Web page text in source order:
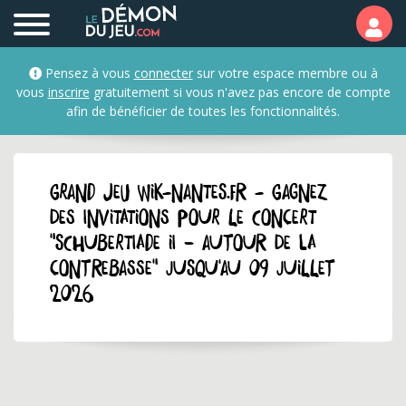
Pensez à vous connectersur votre espace membre ou à
vous inscrire gratuitement si vous n'avez pas encore de compte
afin de bénéficier de toutes les fonctionnalités.
GRAND JEU wik-nantes.fr - Gagnez
des invitations pour le concert
"Schubertiade II – Autour de la
Contrebasse" jusqu'au 09 juillet
2026